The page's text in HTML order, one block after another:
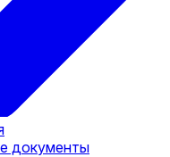
документы